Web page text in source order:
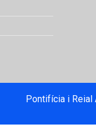
Pontifícia i